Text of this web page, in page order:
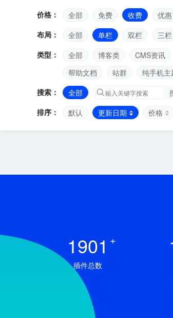
价格： 全部 免费 收费
优惠
布局：
全部 单栏 双栏 三栏
类型：
全部 博客类 CMS资讯
帮助文档
站群 纯手机主
搜索：
全部
排序：
默认 更新日期 价格
1901 +
插件总数